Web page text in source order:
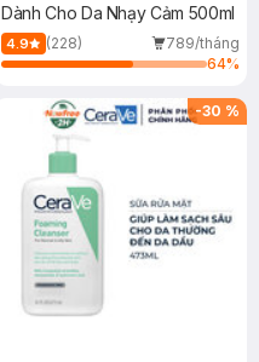
Dành Cho Da Nhạy Cảm 500ml
4.9 (228)
789/tháng
64%
-30 %